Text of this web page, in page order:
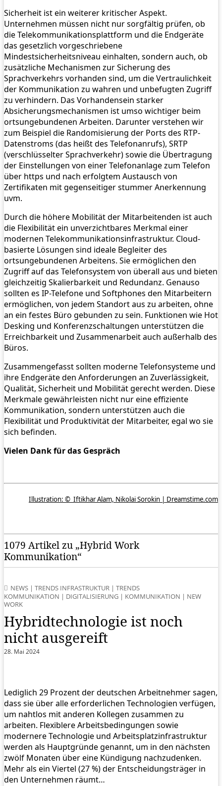
Sicherheit ist ein weiterer kritischer Aspekt.
Unternehmen müssen nicht nur sorgfältig prüfen, ob
die Telekommunikationsplattform und die Endgeräte
das gesetzlich vorgeschriebene
Mindestsicherheitsniveau einhalten, sondern auch, ob
zusätzliche Mechanismen zur Sicherung des
Sprachverkehrs vorhanden sind, um die Vertraulichkeit
der Kommunikation zu wahren und unbefugten Zugriff
zu verhindern. Das Vorhandensein starker
Absicherungsmechanismen ist umso wichtiger beim
ortsungebundenen Arbeiten. Darunter verstehen wir
zum Beispiel die Randomisierung der Ports des RTP-
Datenstroms (das heißt des Telefonanrufs), SRTP
(verschlüsselter Sprachverkehr) sowie die Übertragung
der Einstellungen von einer Telefonanlage zum Telefon
über https und nach erfolgtem Austausch von
Zertifikaten mit gegenseitiger stummer Anerkennung
uvm.
Durch die höhere Mobilität der Mitarbeitenden ist auch
die Flexibilität ein unverzichtbares Merkmal einer
modernen Telekommunikationsinfrastruktur. Cloud-
basierte Lösungen sind ideale Begleiter des
ortsungebundenen Arbeitens. Sie ermöglichen den
Zugriff auf das Telefonsystem von überall aus und bieten
gleichzeitig Skalierbarkeit und Redundanz. Genauso
sollten es IP-Telefone und Softphones den Mitarbeitern
ermöglichen, von jedem Standort aus zu arbeiten, ohne
an ein festes Büro gebunden zu sein. Funktionen wie Hot
Desking und Konferenzschaltungen unterstützen die
Erreichbarkeit und Zusammenarbeit auch außerhalb des
Büros.
Zusammengefasst sollten moderne Telefonsysteme und
ihre Endgeräte den Anforderungen an Zuverlässigkeit,
Qualität, Sicherheit und Mobilität gerecht werden. Diese
Merkmale gewährleisten nicht nur eine effiziente
Kommunikation, sondern unterstützen auch die
Flexibilität und Produktivität der Mitarbeiter, egal wo sie
sich befinden.
Vielen Dank für das Gespräch
Illustration: © Iftikhar Alam, Nikolai Sorokin | Dreamstime.com
1079 Artikel zu „Hybrid Work
Kommunikation“
NEWS | TRENDS INFRASTRUKTUR | TRENDS
KOMMUNIKATION | DIGITALISIERUNG | KOMMUNIKATION | NEW
WORK
Hybridtechnologie ist noch
nicht ausgereift
28. Mai 2024
Lediglich 29 Prozent der deutschen Arbeitnehmer sagen,
dass sie über alle erforderlichen Technologien verfügen,
um nahtlos mit anderen Kollegen zusammen zu
arbeiten. Flexiblere Arbeitsbedingungen sowie
modernere Technologie und Arbeitsplatzinfrastruktur
werden als Hauptgründe genannt, um in den nächsten
zwölf Monaten über eine Kündigung nachzudenken.
Mehr als ein Viertel (27 %) der Entscheidungsträger in
den Unternehmen räumt…